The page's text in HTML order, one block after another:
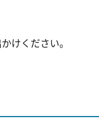
けください。